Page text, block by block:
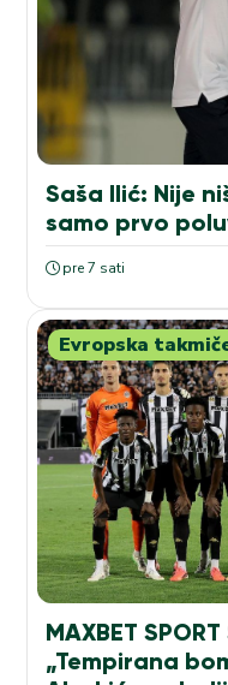
Saša Ilić: Nije
samo prvo
pre 7 sati
Evropska
MAXBET
„Tempirana